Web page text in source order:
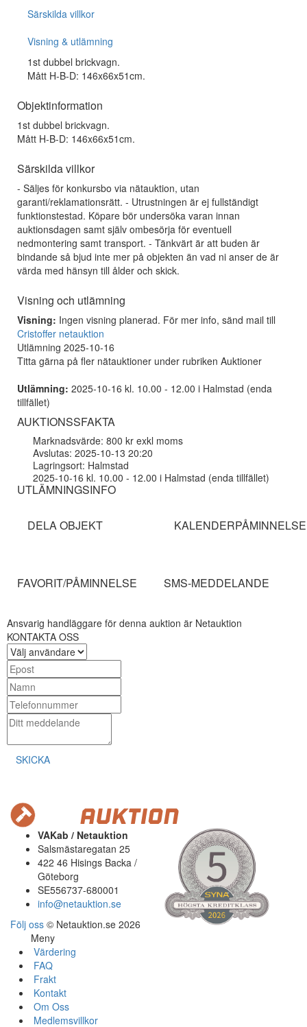
Särskilda villkor
Visning & utlämning
1st dubbel brickvagn.
Mått H-B-D: 146x66x51cm.
Objektinformation
1st dubbel brickvagn.
Mått H-B-D: 146x66x51cm.
Särskilda villkor
- Säljes för konkursbo via nätauktion, utan
garanti/reklamationsrätt. - Utrustningen är ej fullständigt
funktionstestad. Köpare bör undersöka varan innan
auktionsdagen samt själv ombesörja för eventuell
nedmontering samt transport. - Tänkvärt är att buden är
bindande så bjud inte mer på objekten än vad ni anser de är
värda med hänsyn till ålder och skick.
Visning och utlämning
Visning: Ingen visning planerad. För mer info, sänd mail till
Cristoffer netauktion
Utlämning 2025-10-16
Titta gärna på fler nätauktioner under rubriken Auktioner
Utlämning: 2025-10-16 kl. 10.00 - 12.00 i Halmstad (enda
tillfället)
AUKTIONSSFAKTA
Marknadsvärde: 800 kr exkl moms
Avslutas: 2025-10-13 20:20
Lagringsort: Halmstad
2025-10-16 kl. 10.00 - 12.00 i Halmstad (enda tillfället)
UTLÄMNINGSINFO
DELA OBJEKT KALENDERPÅMINNELSE
FAVORIT/PÅMINNELSE SMS-MEDDELANDE
Ansvarig handläggare för denna auktion är Netauktion
KONTAKTA OSS
SKICKA
VAKab / Netauktion
Salsmästaregatan 25
422 46 Hisings Backa /
Göteborg
SE556737-680001
info@netauktion.se
Följ oss © Netauktion.se 2026
Meny
Värdering
FAQ
Frakt
Kontakt
Om Oss
Medlemsvillkor